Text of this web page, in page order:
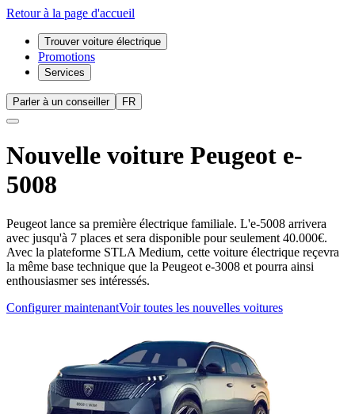
Retour à la page d'accueil
Trouver voiture électrique
Promotions
Services
Parler à un conseiller FR
Nouvelle voiture Peugeot e-
5008
Peugeot lance sa première électrique familiale. L'e-5008 arrivera
avec jusqu'à 7 places et sera disponible pour seulement 40.000€.
Avec la plateforme STLA Medium, cette voiture électrique reçevra
la même base technique que la Peugeot e-3008 et pourra ainsi
enthousiasmer ses intéressés.
Configurer maintenantVoir toutes les nouvelles voitures